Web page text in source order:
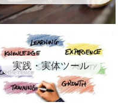
実践・実体ツール